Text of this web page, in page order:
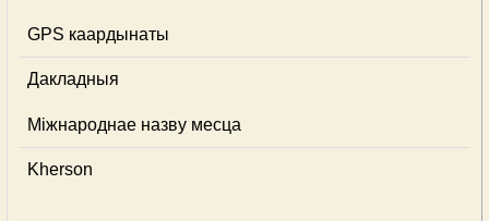
GPS каардынаты
Дакладныя
Міжнароднае назву месца
Kherson